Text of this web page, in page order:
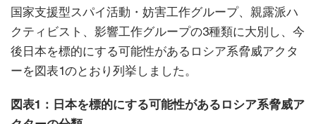
国家支援型スパイ活動・妨害工作グループ、親露派ハ
クティビスト、影響工作グループの3種類に大別し、今
後日本を標的にする可能性があるロシア系脅威アクタ
ーを図表1のとおり列挙しました。
図表1：日本を標的にする可能性があるロシア系脅威ア